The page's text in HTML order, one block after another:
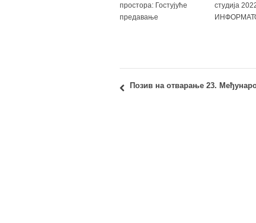
простора: Гостујуће
предавање
студија